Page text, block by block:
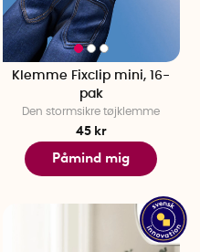
Klemme Fixclip mini, 16-
pak
Den stormsikre tøjklemme
45 kr
Påmind mig